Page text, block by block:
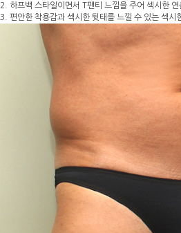
2. 하프백 스타일이면서 T팬티 느낌을 주어 섹시한
3. 편안한 착용감과 섹시한 뒷태를 느낄 수 있는 섹시